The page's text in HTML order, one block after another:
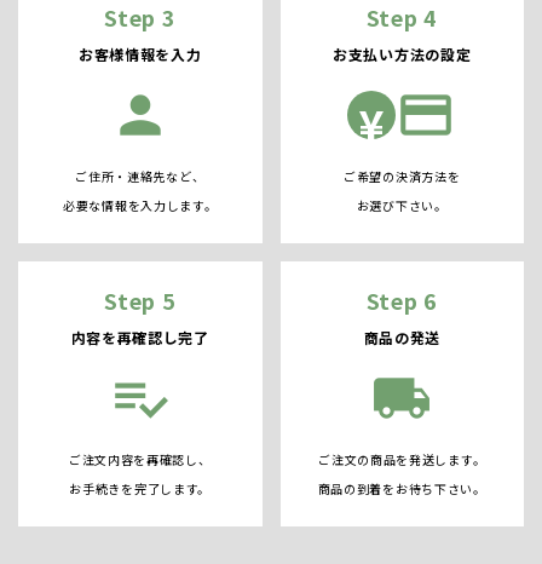
Step 3
お客様情報を入力
person
ご住所・連絡先など、
必要な情報を入力します。
Step 4
お支払い方法の設定
¥ credit_card
ご希望の決済方法を
お選び下さい。
Step 5
内容を再確認し完了
playlist_add_check
ご注文内容を再確認し、
お手続きを完了します。
Step 6
商品の発送
local_shipping
ご注文の商品を発送します。
商品の到着をお待ち下さい。